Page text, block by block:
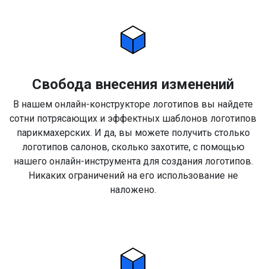
Свобода внесения изменений
В нашем онлайн-конструкторе логотипов вы найдете
сотни потрясающих и эффектных шаблонов логотипов
парикмахерских. И да, вы можете получить столько
логотипов салонов, сколько захотите, с помощью
нашего онлайн-инструмента для создания логотипов.
Никаких ограничений на его использование не
наложено.